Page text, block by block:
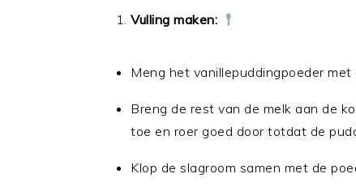
Vulling maken:
Meng het vanillepuddingpoeder
Breng de rest van de melk aan de
toe en roer goed door totdat de
Klop de slagroom samen met de